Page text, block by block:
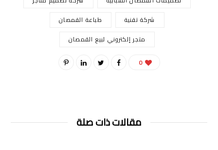
شركة تقنية
طباعة القمصان
متجر إلكتروني لبيع القمصان
0
مقالات ذات صلة